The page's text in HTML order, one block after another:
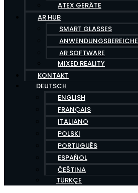
ATEX GERÄTE
AR HUB
SMART GLASSES
ANWENDUNGSBEREICHE
AR SOFTWARE
MIXED REALITY
KONTAKT
DEUTSCH
ENGLISH
FRANÇAIS
ITALIANO
POLSKI
PORTUGUÊS
ESPAÑOL
ČEŠTINA
TÜRKÇE